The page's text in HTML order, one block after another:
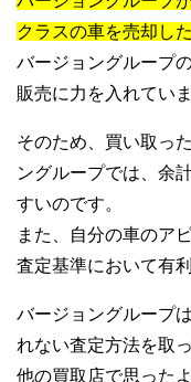
クラスの車を売却し
バージョングループ
販売に力を入れていま
そのため、買い取っ
ングループでは、余
すいのです。
また、自分の車のア
査定基準において有
バージョングループ
れない査定方法を取
他の買取店で思った